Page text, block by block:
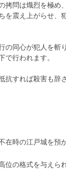
拷問は熾烈を極め
を震え上がらせ、
の同心が犯人を斬
で行われます。
抗すれば殺害も辞
在時の江戸城を預
位の格式を与えら